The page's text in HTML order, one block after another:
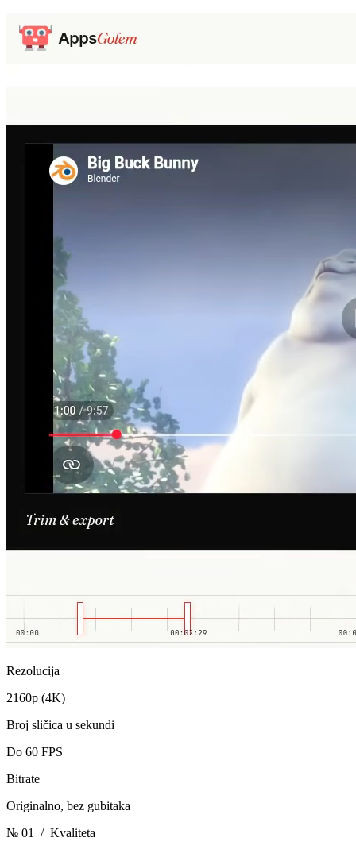
Rezolucija
2160p (4K)
Broj sličica u sekundi
Do 60 FPS
Bitrate
Originalno, bez gubitaka
№ 01
/ Kvaliteta